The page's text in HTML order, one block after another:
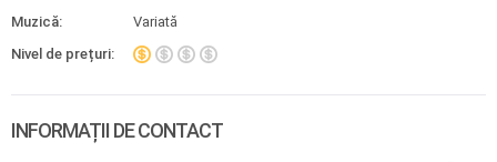
Muzică:
Variată
Nivel de prețuri:
INFORMAȚII DE CONTACT